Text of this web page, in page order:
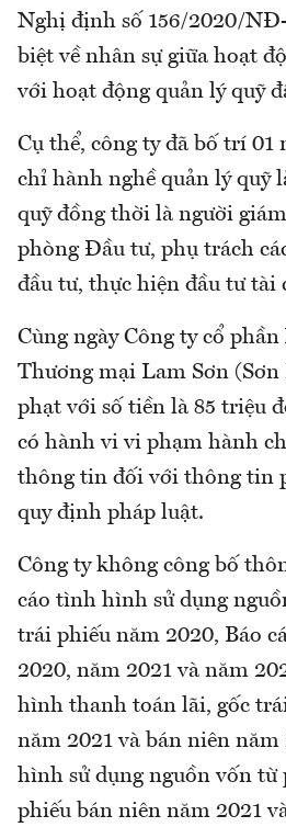
Nghị định số 156/2020/
biệt về nhân sự giữa hoạt
với hoạt động quản lý quỹ
Cụ thể, công ty đã bố trí 01
chỉ hành nghề quản lý quỹ
quỹ đồng thời là người
phòng Đầu tư, phụ trách
đầu tư, thực hiện đầu tư tài
Cùng ngày Công ty cổ
Thương mại Lam Sơn (Sơn
phạt với số tiền là 85 triệu
có hành vi vi phạm hành
thông tin đối với thông tin
quy định pháp luật.
Công ty không công bố
cáo tình hình sử dụng
trái phiếu năm 2020, Báo
2020, năm 2021 và năm
hình thanh toán lãi, gốc
năm 2021 và bán niên
hình sử dụng nguồn vốn
phiếu bán niên năm 2021